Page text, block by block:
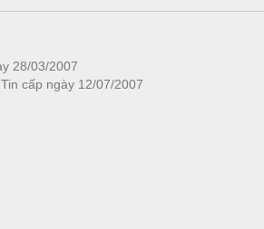
28/03/2007
cấp ngày 12/07/2007